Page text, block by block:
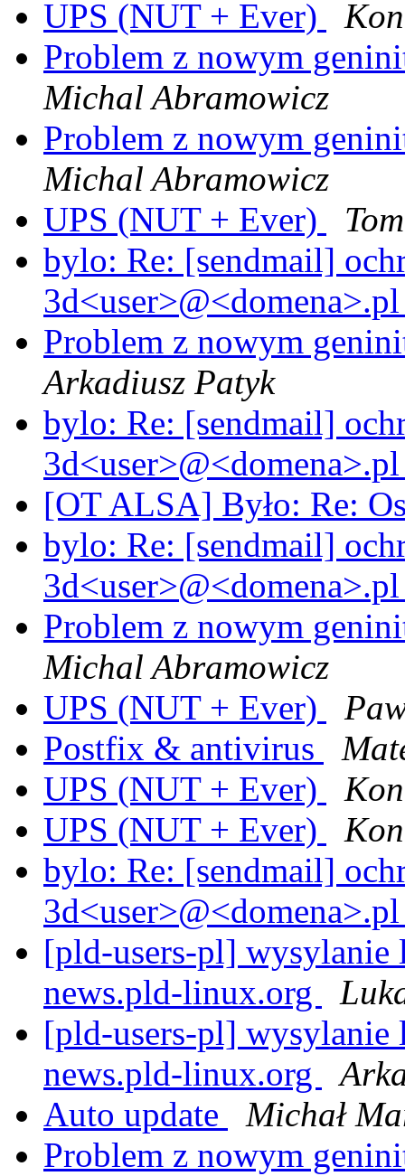
UPS (NUT + Ever)
Problem z nowym
Michal Abramowicz
Problem z nowym
Michal Abramowicz
UPS (NUT + Ever)
bylo: Re: [sendmail]
Problem z nowym
Arkadiusz Patyk
bylo: Re: [sendmail]
[OT ALSA] Było: Re:
bylo: Re: [sendmail]
Problem z nowym
Michal Abramowicz
UPS (NUT + Ever)
Postfix & antivirus
UPS (NUT + Ever)
UPS (NUT + Ever)
bylo: Re: [sendmail]
[pld-users-pl] wysylanie
news.pld-linux.org
[pld-users-pl] wysylanie
news.pld-linux.org
Auto update
Michał
Problem z nowym